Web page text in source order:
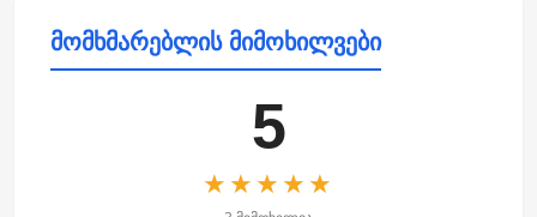
მომხმარებლის მიმოხილვები
5
★★★★★